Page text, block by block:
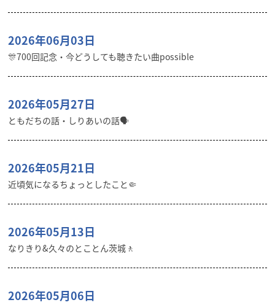
2026年06月03日
🎊700回記念・今どうしても聴きたい曲possible
2026年05月27日
ともだちの話・しりあいの話🗣️
2026年05月21日
近頃気になるちょっとしたこと🤏
2026年05月13日
なりきり&久々のとことん茨城🚶
2026年05月06日